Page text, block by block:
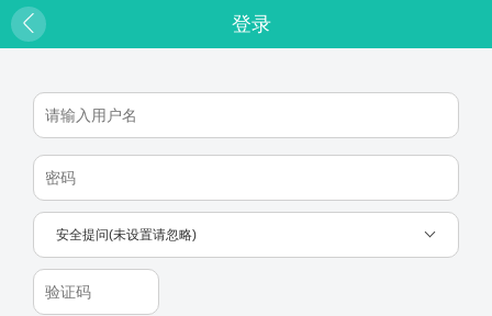
登录
安全提问(未设置请忽略)